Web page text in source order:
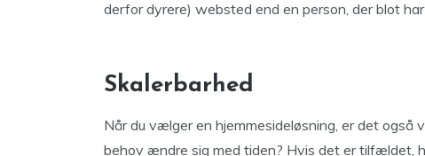
derfor dyrere) websted end en person, der blot
Skalerbarhed
Når du vælger en hjemmesideløsning, er det
behov ændre sig med tiden? Hvis det er tilfældet,